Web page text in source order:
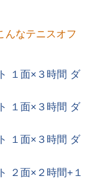
んなテニスオフ
１面×３時間 ダ
１面×３時間 ダ
１面×３時間 ダ
２面×２時間+１